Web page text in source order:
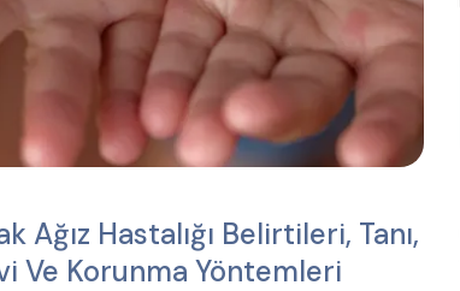
Ağız Hastalığı Belirtileri, Tanı,
Ve Korunma Yöntemleri